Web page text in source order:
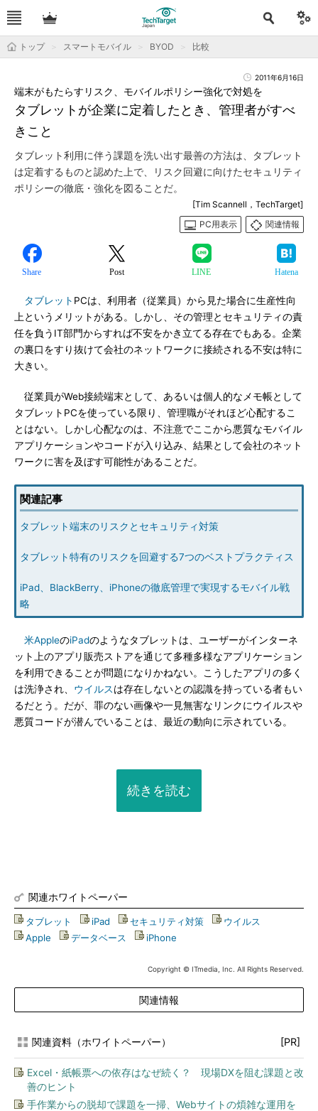
トップ スマートモバイル BYOD 比較
2011年6月16日
タブレットが企業に定着したとき、管理者がすべ
きこと
端末がもたらすリスク、モバイルポリシー強化で対処を
タブレット利用に伴う課題を洗い出す最善の方法は、タブレット
は定着するものと認めた上で、リスク回避に向けたセキュリティ
ポリシーの徹底・強化を図ることだ。
[Tim Scannell，TechTarget]
PC用表示
関連情報
Share Post LINE Hatena
タブレット PCは、利用者（従業員）から見た場合に生産性向
上というメリットがある。しかし、その管理とセキュリティの責
任を負うIT部門からすれば不安をかき立てる存在でもある。企業
の裏口をすり抜けて会社のネットワークに接続される不安は特に
大きい。
従業員がWeb接続端末として、あるいは個人的なメモ帳として
タブレットPCを使っている限り、管理職がそれほど心配するこ
とはない。しかし心配なのは、不注意でここから悪質なモバイル
アプリケーションやコードが入り込み、結果として会社のネット
ワークに害を及ぼす可能性があることだ。
関連記事
タブレット端末のリスクとセキュリティ対策
タブレット特有のリスクを回避する7つのベストプラクティス
iPad、BlackBerry、iPhoneの徹底管理で実現するモバイル戦
略
米AppleのiPadのようなタブレットは、ユーザーがインターネ
ット上のアプリ販売ストアを通じて多種多様なアプリケーション
を利用できることが問題になりかねない。こうしたアプリの多く
は洗浄され、 ウイルスは存在しないとの認識を持っている者もい
るだとう。だが、罪のない画像や一見無害なリンクにウイルスや
悪質コードが潜んでいることは、最近の動向に示されている。
続きを読む
関連ホワイトペーパー
タブレット iPad セキュリティ対策 ウイルス
Apple
データベース iPhone
Copyright © ITmedia, Inc. All Rights Reserved.
関連情報
関連資料（ホワイトペーパー） [PR]
Excel・紙帳票への依存はなぜ続く？ 現場DXを阻む課題と改
善のヒント
手作業からの脱却で課題を一掃、Webサイトの煩雑な運用を